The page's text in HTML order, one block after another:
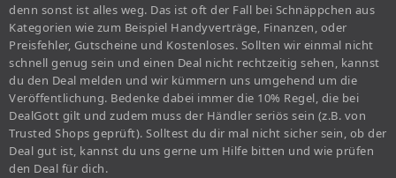
denn sonst ist alles weg. Das ist oft der Fall bei Schnäppchen aus
Kategorien wie zum Beispiel Handyverträge, Finanzen, oder
Preisfehler, Gutscheine und Kostenloses. Sollten wir einmal nicht
schnell genug sein und einen Deal nicht rechtzeitig sehen, kannst
du den Deal melden und wir kümmern uns umgehend um die
Veröffentlichung. Bedenke dabei immer die 10% Regel, die bei
DealGott gilt und zudem muss der Händler seriös sein (z.B. von
Trusted Shops geprüft). Solltest du dir mal nicht sicher sein, ob der
Deal gut ist, kannst du uns gerne um Hilfe bitten und wie prüfen
den Deal für dich.